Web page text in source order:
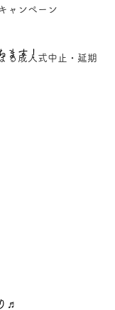
ャンペーン
る成人式中止・延期
ます！
♬